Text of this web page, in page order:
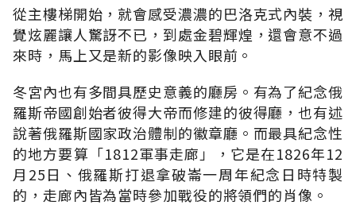
從主樓梯開始，就會感受濃濃的巴洛克式內裝，視
覺炫麗讓人驚訝不已，到處金碧輝煌，還會意不過
來時，馬上又是新的影像映入眼前。
冬宮內也有多間具歷史意義的廳房。有為了紀念俄
羅斯帝國創始者彼得大帝而修建的彼得廳，也有述
說著俄羅斯國家政治體制的徽章廳。而最具紀念性
的地方要算「1812軍事走廊」，它是在1826年12
月25日、俄羅斯打退拿破崙一周年紀念日時特製
的，走廊內皆為當時參加戰役的將領們的肖像。